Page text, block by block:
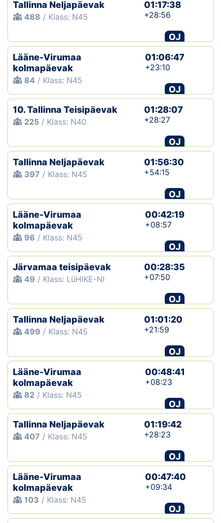
Tallinna Neljapäevak
488 / Klass: N45
01:17:38
+28:56
OJ
Lääne-Virumaa
kolmapäevak
84 / Klass: N45
01:06:47
+23:10
OJ
10. Tallinna Teisipäevak
225 / Klass: N40
01:28:07
+28:27
OJ
Tallinna Neljapäevak
397 / Klass: N45
01:56:30
+54:15
OJ
Lääne-Virumaa
kolmapäevak
96 / Klass: N45
00:42:19
+08:57
OJ
Järvamaa teisipäevak
49 / Klass: LüHIKE-NI
00:28:35
+07:50
OJ
Tallinna Neljapäevak
499 / Klass: N45
01:01:20
+21:59
OJ
Lääne-Virumaa
kolmapäevak
82 / Klass: N45
00:48:41
+08:23
OJ
Tallinna Neljapäevak
407 / Klass: N45
01:19:42
+28:23
OJ
Lääne-Virumaa
kolmapäevak
103 / Klass: N45
00:47:40
+09:34
OJ